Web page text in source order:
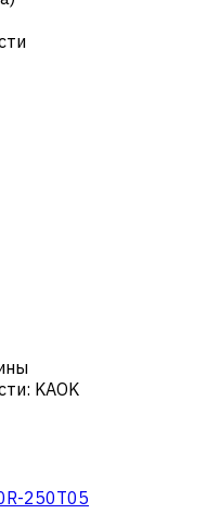
: KAOK
250T05